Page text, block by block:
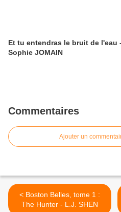
Et tu entendras le bruit de l'eau -
Sophie JOMAIN
Commentaires
Ajouter un
< Boston Belles, tome 1 :
The Hunter - L.J. SHEN